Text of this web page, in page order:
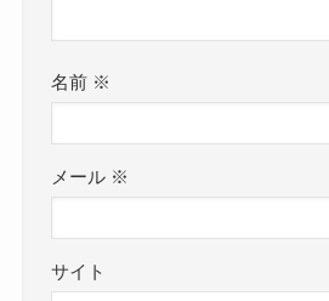
名前 ※
メール ※
サイト